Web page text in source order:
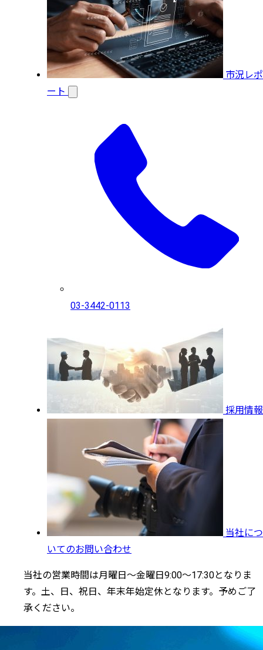
市況レポ
ート
03-3442-0113
採用情報
当社につ
いてのお問い合わせ
当社の営業時間は月曜日～金曜日9:00～17:30となりま
す。土、日、祝日、年末年始定休となります。予めご了
承ください。